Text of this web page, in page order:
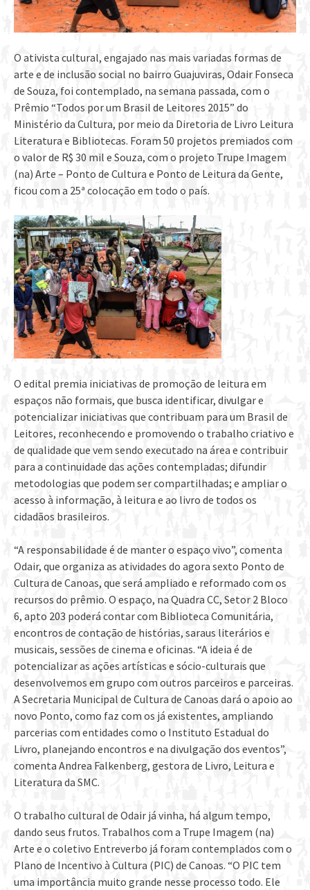
O ativista cultural, engajado nas mais variadas formas de
arte e de inclusão social no bairro Guajuviras, Odair Fonseca
de Souza, foi contemplado, na semana passada, com o
Prêmio “Todos por um Brasil de Leitores 2015” do
Ministério da Cultura, por meio da Diretoria de Livro Leitura
Literatura e Bibliotecas. Foram 50 projetos premiados com
o valor de R$ 30 mil e Souza, com o projeto Trupe Imagem
(na) Arte – Ponto de Cultura e Ponto de Leitura da Gente,
ficou com a 25ª colocação em todo o país.
O edital premia iniciativas de promoção de leitura em
espaços não formais, que busca identificar, divulgar e
potencializar iniciativas que contribuam para um Brasil de
Leitores, reconhecendo e promovendo o trabalho criativo e
de qualidade que vem sendo executado na área e contribuir
para a continuidade das ações contempladas; difundir
metodologias que podem ser compartilhadas; e ampliar o
acesso à informação, à leitura e ao livro de todos os
cidadãos brasileiros.
“A responsabilidade é de manter o espaço vivo”, comenta
Odair, que organiza as atividades do agora sexto Ponto de
Cultura de Canoas, que será ampliado e reformado com os
recursos do prêmio. O espaço, na Quadra CC, Setor 2 Bloco
6, apto 203 poderá contar com Biblioteca Comunitária,
encontros de contação de histórias, saraus literários e
musicais, sessões de cinema e oficinas. “A ideia é de
potencializar as ações artísticas e sócio-culturais que
desenvolvemos em grupo com outros parceiros e parceiras.
A Secretaria Municipal de Cultura de Canoas dará o apoio ao
novo Ponto, como faz com os já existentes, ampliando
parcerias com entidades como o Instituto Estadual do
Livro, planejando encontros e na divulgação dos eventos”,
comenta Andrea Falkenberg, gestora de Livro, Leitura e
Literatura da SMC.
O trabalho cultural de Odair já vinha, há algum tempo,
dando seus frutos. Trabalhos com a Trupe Imagem (na)
Arte e o coletivo Entreverbo já foram contemplados com o
Plano de Incentivo à Cultura (PIC) de Canoas. “O PIC tem
uma importância muito grande nesse processo todo. Ele